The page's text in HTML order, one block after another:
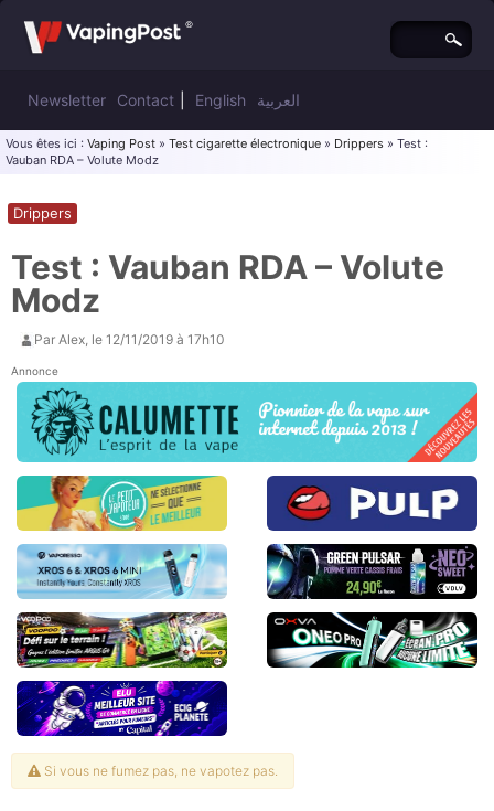
Newsletter Contact English العربية
Vous êtes ici : Vaping Post » Test cigarette électronique » Drippers » Test :
Vauban RDA – Volute Modz
Test : Vauban RDA – Volute
Modz
Drippers
Par Alex, le 12/11/2019 à 17h10
Annonce
Si vous ne fumez pas, ne vapotez pas.